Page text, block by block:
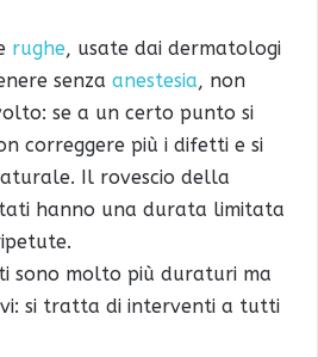
rughe, usate dai dermatologi
senza anestesia, non
se a un certo punto si
correggere più i difetti e si
Il rovescio della
hanno una durata limitata
sono molto più duraturi ma
si tratta di interventi a tutti